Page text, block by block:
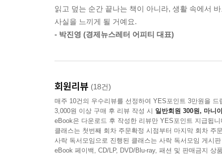
읽고 덮는 순간 끝나는 책이 아니라, 생활 속에서
사실을 느끼게 될 거예요.
- 박진영 (경제뉴스레터 어피티 대표)
회원리뷰 (18건)
매주 10건의 우수리뷰를 선정하여 YES포인트 3만원을 드
3,000원 이상 구매 후 리뷰 작성 시 일반회원 300원, 마니
eBook은 다운로드 후 작성한 리뷰만 YES포인트 지급됩니
클래스는 첫번째 회차 주문확정 시점부터 마지막 회차 주
사락 독서모임으로 진행된 클래스는 사락 독서모임 게시
eBook 페이백, CD/LP, DVD/Blu-ray, 패션 및 판매금지 상